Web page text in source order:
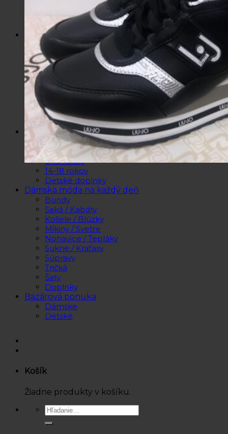
Slnečné okuliare
Hrnčeky a poháre s potlačou
Darčekové poukážky
Pánska móda
Kategórie
Tričká
Mikiny a svetre
Nohavice a tepláky
Pánska obuv
Spodné prádlo
Pánske doplnky
Detská móda
0 – 3 roky
4-7 rokov
8-13 rokov
14-18 rokov
Detské doplnky
Dámska móda na každý deň
Bundy
Saká / Kabáty
Košele / Blúzky
Mikiny / Svetre
Nohavice / Tepláky
Sukne / Kraťasy
Súpravy
Tričká
Šaty
Doplnky
Bazárová ponuka
Dámske
Detské
Košík
Žiadne produkty v košíku.
Hľadať: